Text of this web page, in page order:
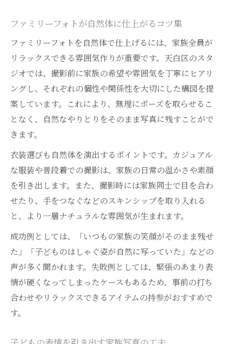
ファミリーフォトが自然体に仕上がるコツ集
ファミリーフォトを自然体で仕上げるには、家族全員が
リラックスできる雰囲気作りが重要です。天白区のスタ
ジオでは、撮影前に家族の希望や雰囲気を丁寧にヒアリ
ングし、それぞれの個性や関係性を大切にした構図を提
案しています。これにより、無理にポーズを取らせるこ
となく、自然なやりとりをそのまま写真に残すことがで
きます。
衣装選びも自然体を演出するポイントです。カジュアル
な服装や普段着での撮影は、家族の日常の温かさや素顔
を引き出します。また、撮影時には家族同士で目を合わ
せたり、手をつなぐなどのスキンシップを取り入れる
と、より一層ナチュラルな雰囲気が生まれます。
成功例としては、「いつもの家族の笑顔がそのまま残せ
た」「子どものはしゃぐ姿が自然に写っていた」などの
声が多く聞かれます。失敗例としては、緊張のあまり表
情が硬くなってしまったケースもあるため、事前の打ち
合わせやリラックスできるアイテムの持参がおすすめで
す。